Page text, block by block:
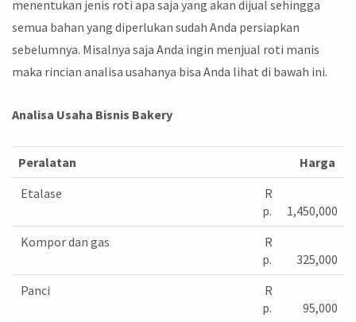
menentukan jenis roti apa saja yang akan dijual sehingga
semua bahan yang diperlukan sudah Anda persiapkan
sebelumnya. Misalnya saja Anda ingin menjual roti manis
maka rincian analisa usahanya bisa Anda lihat di bawah ini.
Analisa Usaha Bisnis Bakery
Peralatan
Harga
Etalase
R
p.
1,450,000
Kompor dan gas
R
p.
325,000
Panci
R
p.
95,000